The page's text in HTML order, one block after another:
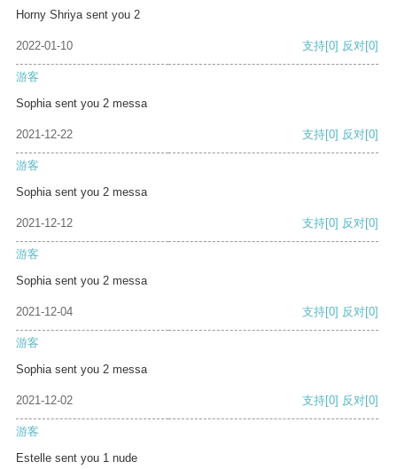
Horny Shriya sent you 2
2022-01-10 支持[0] 反对[0]
游客
Sophia sent you 2 messa
2021-12-22 支持[0] 反对[0]
游客
Sophia sent you 2 messa
2021-12-12 支持[0] 反对[0]
游客
Sophia sent you 2 messa
2021-12-04 支持[0] 反对[0]
游客
Sophia sent you 2 messa
2021-12-02 支持[0] 反对[0]
游客
Estelle sent you 1 nude